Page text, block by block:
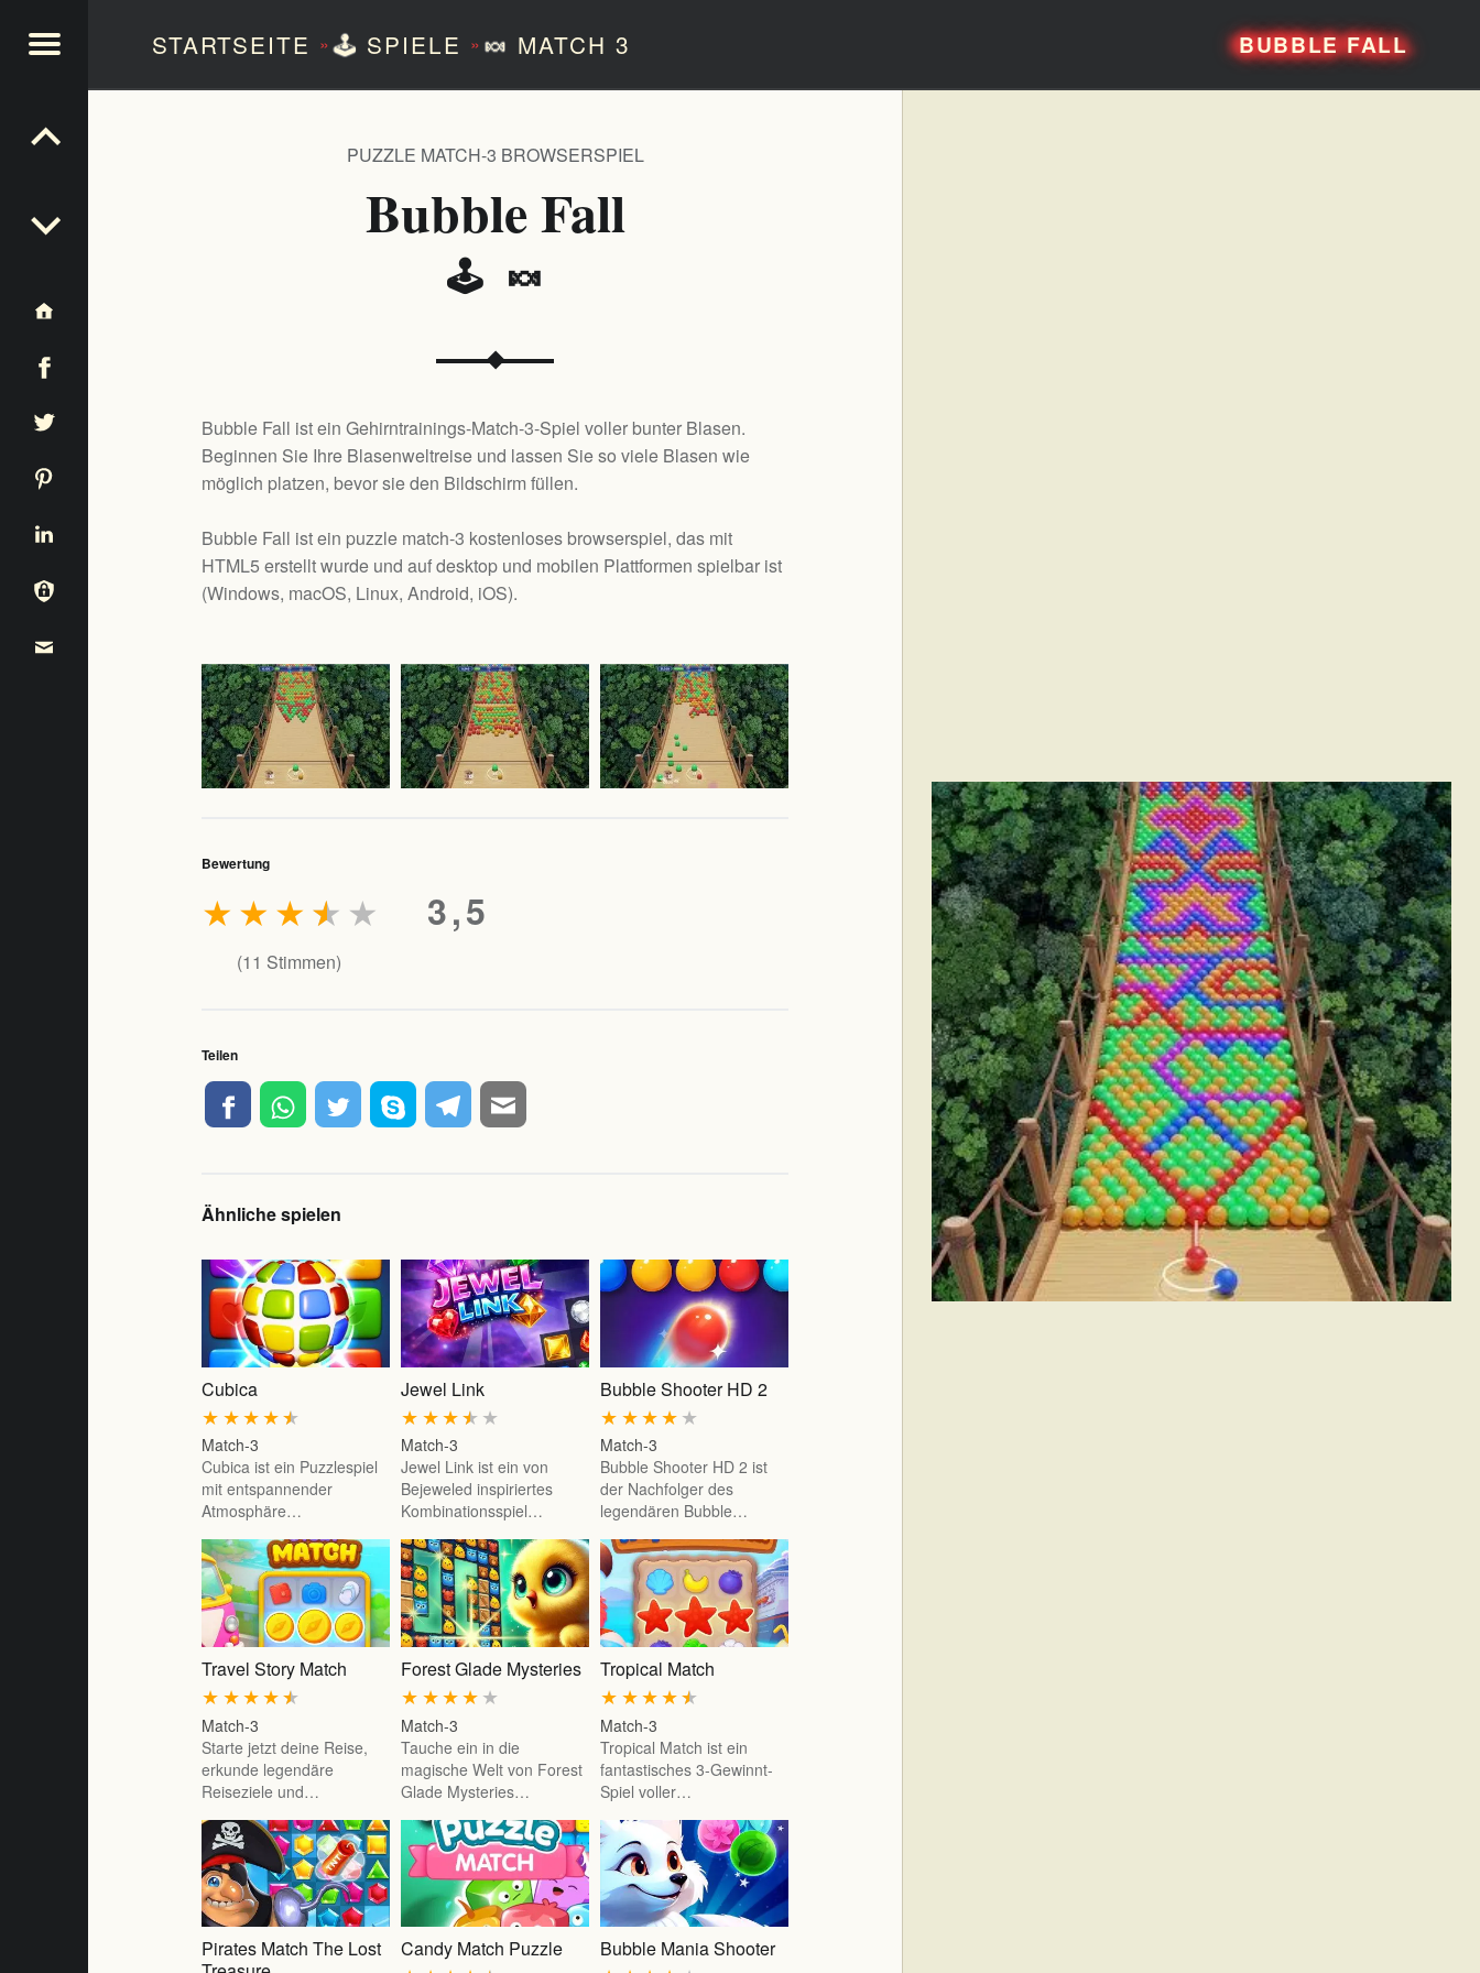
STARTSEITE »🕹️ SPIELE » 🍬 MATCH 3 BUBBLE FALL
Bubble Fall
🕹️ 🍬
PUZZLE MATCH-3 BROWSERSPIEL
Bubble Fall ist ein Gehirntrainings-Match-3-Spiel voller bunter Blasen.
Beginnen Sie Ihre Blasenweltreise und lassen Sie so viele Blasen wie
möglich platzen, bevor sie den Bildschirm füllen.
Bubble Fall ist ein puzzle match-3 kostenloses browserspiel, das mit
HTML5 erstellt wurde und auf desktop und mobilen Plattformen spielbar ist
(Windows, macOS, Linux, Android, iOS).
Bewertung
3,5
★
★
★
★
★
(11 Stimmen)
Teilen
Ähnliche spielen
Cubica
★
★
★
★
★
Match-3
Cubica ist ein Puzzlespiel
mit entspannender
Atmosphäre…
Jewel Link
★
★
★
★
★
Match-3
Jewel Link ist ein von
Bejeweled inspiriertes
Kombinationsspiel…
Bubble Shooter HD 2
★
★
★
★
★
Match-3
Bubble Shooter HD 2 ist
der Nachfolger des
legendären Bubble…
Travel Story Match
★
★
★
★
★
Match-3
Starte jetzt deine Reise,
erkunde legendäre
Reiseziele und…
Forest Glade Mysteries
★
★
★
★
★
Match-3
Tauche ein in die
magische Welt von Forest
Glade Mysteries…
Tropical Match
★
★
★
★
★
Match-3
Tropical Match ist ein
fantastisches 3-Gewinnt-
Spiel voller…
Pirates Match The Lost
Candy Match Puzzle Bubble Mania Shooter